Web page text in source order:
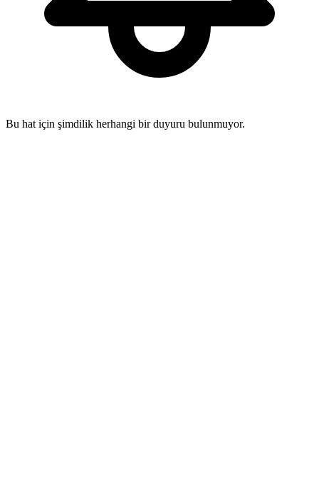
Bu hat için şimdilik herhangi bir duyuru bulunmuyor.